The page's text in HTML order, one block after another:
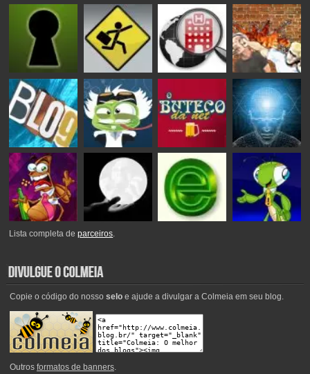
Lista completa deparceiros.
Copie o código do nosso seloe ajude a divulgar a Colmeia em seu blog.
Outros formatos de banners.